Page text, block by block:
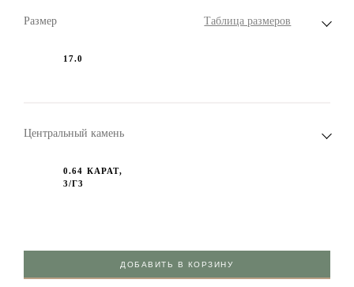
Размер Таблица размеров
17.0
Центральный камень
0.64 КАРАТ,
3/Г3
ДОБАВИТЬ В КОРЗИНУ